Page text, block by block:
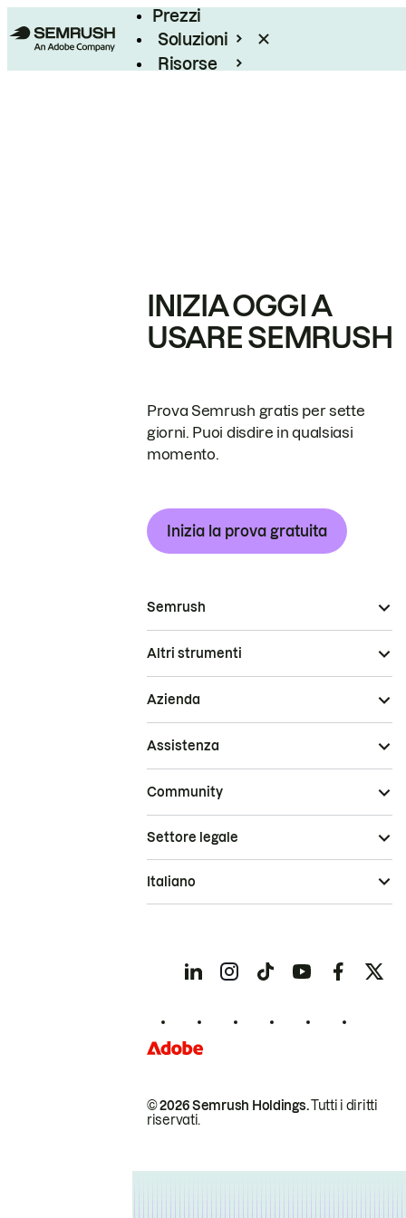
Prezzi
Soluzioni
Risorse
INIZIA OGGI A
USARE SEMRUSH
Prova Semrush gratis per sette
giorni. Puoi disdire in qualsiasi
momento.
Inizia la prova gratuita
Semrush
Altri strumenti
Azienda
Assistenza
Community
© 2026 Semrush Holdings.Tutti i diritti
riservati.
Settore legale
Italiano